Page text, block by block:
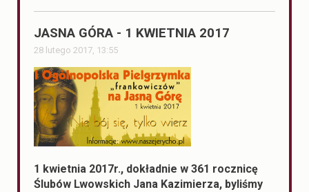
JASNA GÓRA - 1 KWIETNIA 2017
28 lutego 2017, 13:55
1 kwietnia 2017r., dokładnie w 361 rocznicę
Ślubów Lwowskich Jana Kazimierza, byliśmy